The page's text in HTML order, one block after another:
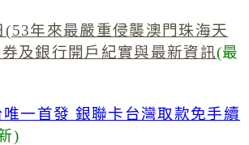
(53年來最嚴重侵襲澳門珠海天
及銀行開戶紀實與最新資訊(最
一首發 銀聯卡台灣取款免手續
)